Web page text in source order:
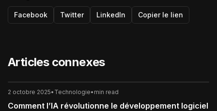
Facebook Twitter LinkedIn Copier le lien
Articles connexes
2 octobre 2025• Technologie• min read
Comment l’IA révolutionne le développement logiciel